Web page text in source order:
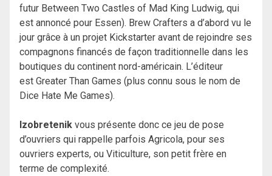
futur Between Two Castles of Mad King Ludwig, qui
est annoncé pour Essen). Brew Crafters a d’abord vu le
jour grâce à un projet Kickstarter avant de rejoindre ses
compagnons financés de façon traditionnelle dans les
boutiques du continent nord-américain. L’éditeur
est Greater Than Games (plus connu sous le nom de
Dice Hate Me Games).
Izobretenik vous présente donc ce jeu de pose
d’ouvriers qui rappelle parfois Agricola, pour ses
ouvriers experts, ou Viticulture, son petit frère en
terme de complexité.